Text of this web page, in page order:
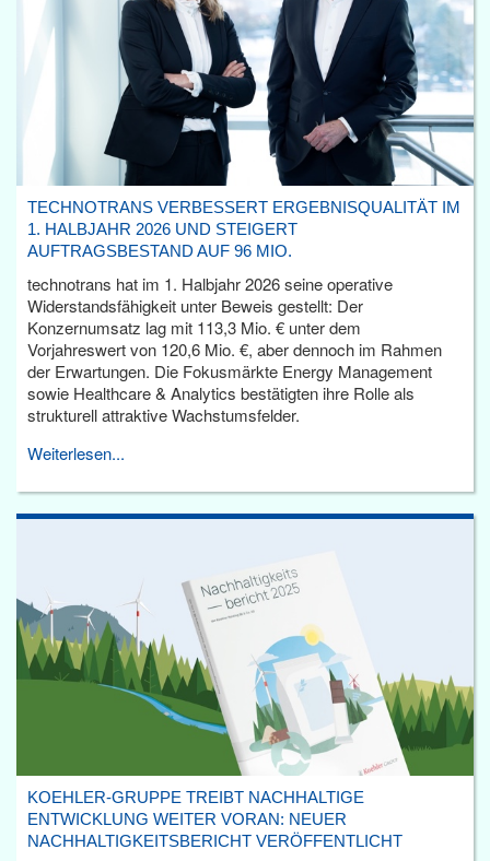
TECHNOTRANS VERBESSERT ERGEBNISQUALITÄT IM
1. HALBJAHR 2026 UND STEIGERT
AUFTRAGSBESTAND AUF 96 MIO.
technotrans hat im 1. Halbjahr 2026 seine operative
Widerstandsfähigkeit unter Beweis gestellt: Der
Konzernumsatz lag mit 113,3 Mio. € unter dem
Vorjahreswert von 120,6 Mio. €, aber dennoch im Rahmen
der Erwartungen. Die Fokusmärkte Energy Management
sowie Healthcare & Analytics bestätigten ihre Rolle als
strukturell attraktive Wachstumsfelder.
Weiterlesen...
KOEHLER-GRUPPE TREIBT NACHHALTIGE
ENTWICKLUNG WEITER VORAN: NEUER
NACHHALTIGKEITSBERICHT VERÖFFENTLICHT